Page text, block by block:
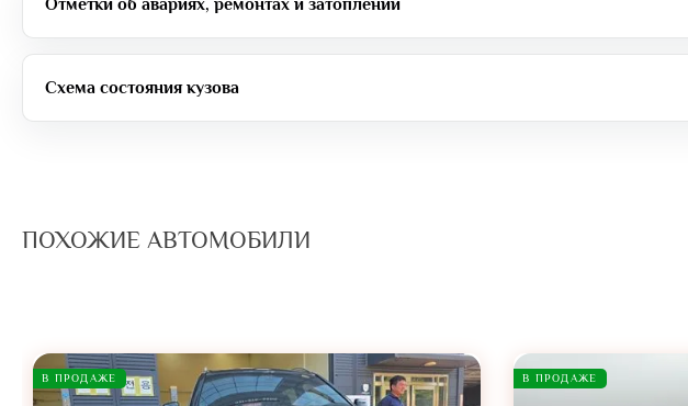
Отметки об авариях, ремонтах и затоплении
Схема состояния кузова
ПОХОЖИЕ АВТОМОБИЛИ
В ПРОДАЖЕ В ПРОДАЖЕ